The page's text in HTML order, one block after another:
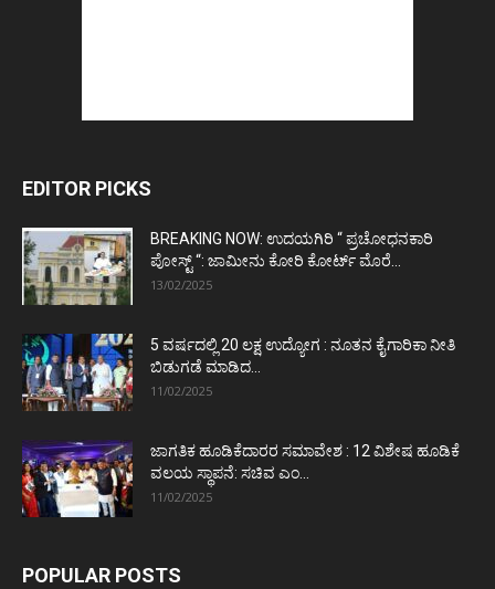
EDITOR PICKS
BREAKING NOW: ಉದಯಗಿರಿ “ ಪ್ರಚೋಧನಕಾರಿ
ಪೋಸ್ಟ್‌ “: ಜಾಮೀನು ಕೋರಿ ಕೋರ್ಟ್‌ ಮೊರೆ...
13/02/2025
5 ವರ್ಷದಲ್ಲಿ 20 ಲಕ್ಷ ಉದ್ಯೋಗ : ನೂತನ ಕೈಗಾರಿಕಾ ನೀತಿ
ಬಿಡುಗಡೆ ಮಾಡಿದ...
11/02/2025
ಜಾಗತಿಕ ಹೂಡಿಕೆದಾರರ ಸಮಾವೇಶ : 12 ವಿಶೇಷ ಹೂಡಿಕೆ
ವಲಯ ಸ್ಥಾಪನೆ: ಸಚಿವ ಎಂ...
11/02/2025
POPULAR POSTS